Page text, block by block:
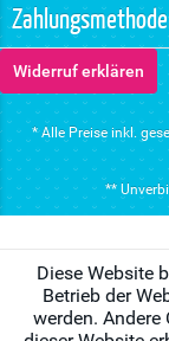
Widerruf erklären
* Alle Preise inkl.
**
Diese Website
Betrieb der
werden.